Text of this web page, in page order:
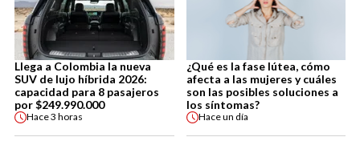
Llega a Colombia la nueva
SUV de lujo híbrida 2026:
capacidad para 8 pasajeros
por $249.990.000
Hace3 horas
¿Qué es la fase lútea, cómo
afecta a las mujeres y cuáles
son las posibles soluciones a
los síntomas?
Haceun día